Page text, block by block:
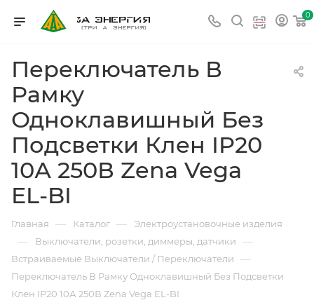
0
Переключатель В
Рамку
Одноклавишный Без
Подсветки Клен IP20
10А 250В Zena Vega
EL-BI
Главная — Каталог — Электроустановочные изделия
— Выключатели, розетки, диммеры, датчики —
Встраиваемые Выключатели / Переключатели —
Переключатель В Рамку Одноклавишный Без Подсветки
Клен IP20 10А 250В Zena Vega EL-BI